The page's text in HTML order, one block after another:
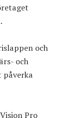
och
och